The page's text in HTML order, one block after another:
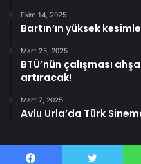
Ekim 14, 2025
Bartın’ın yüksek
Mart 25, 2025
BTÜ’nün çalışması
artıracak!
Mart 7, 2025
Avlu Urla’da Türk